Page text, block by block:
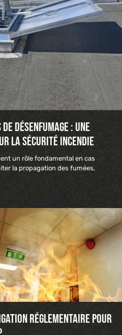
désenfumage : une
la sécurité incendie
un rôle fondamental en cas
la propagation des fumées,
réglementaire pour